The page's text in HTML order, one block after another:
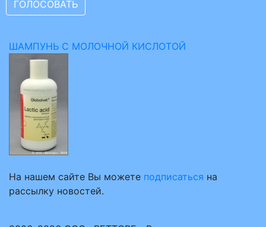
ШАМПУНЬ С МОЛОЧНОЙ КИСЛОТОЙ
На нашем сайте Вы можете подписаться на
рассылку новостей.